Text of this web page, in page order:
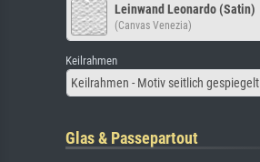
Leinwand Leonardo (Satin)
(Canvas Venezia)
Keilrahmen
Keilrahmen - Motiv seitlich gespiegelt
Glas & Passepartout